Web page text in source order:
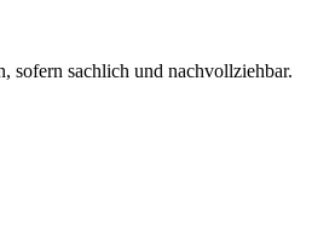
sofern sachlich und nachvollziehbar.